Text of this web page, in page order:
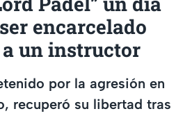
encarcelado
un instructor
por la agresión en
recuperó su libertad tras